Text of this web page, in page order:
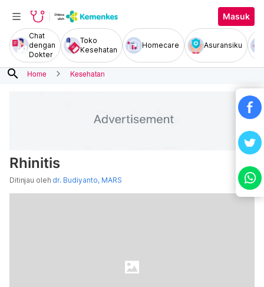
Masuk
Chat
dengan
Dokter
Toko
Kesehatan
Homecare Asuransiku
search Home Kesehatan
Rhinitis
Ditinjau oleh dr. Budiyanto, MARS